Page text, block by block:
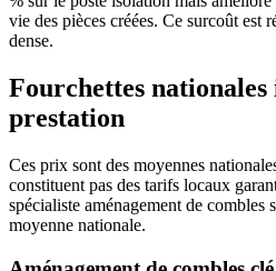
vie des pièces créées. Ce surcoût est
dense.
Fourchettes
prestation
Ces prix sont des moyennes
constituent pas des tarifs locaux
spécialiste aménagement de combles
moyenne nationale.